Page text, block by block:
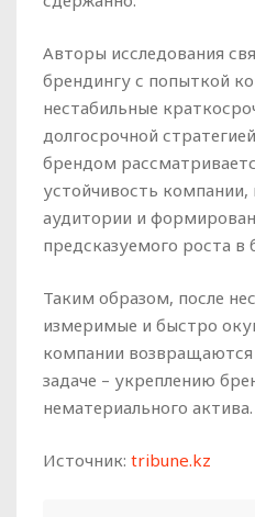
Авторы исследования
брендингу с попыткой
нестабильные
долгосрочной
брендом
устойчивость
аудитории и
предсказуемого роста
Таким образом, после
измеримые и быстро
компании
задаче – укреплению
нематериального актива.
Источник: tribune.kz